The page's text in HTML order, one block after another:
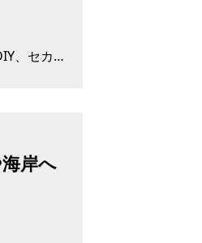
、セカン
岸へ